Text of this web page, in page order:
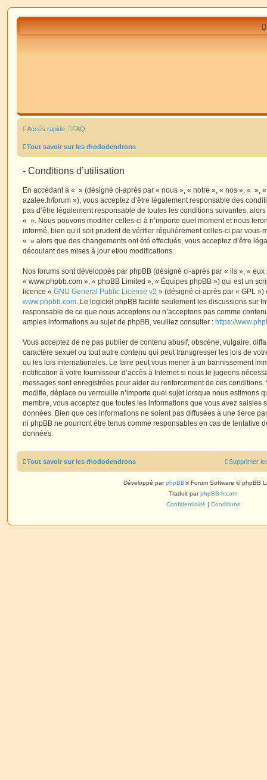
Accès rapide FAQ
Tout savoir sur les rhododendrons
- Conditions d’utilisation
En accédant à « » (désigné ci-après par « nous », « notre », « nos », « »,
azalee.fr/forum »), vous acceptez d’être légalement responsable des
pas d’être légalement responsable de toutes les conditions suivantes,
« ». Nous pouvons modifier celles-ci à n’importe quel moment et nous
informé, bien qu’il soit prudent de vérifier régulièrement celles-ci par vous-
« » alors que des changements ont été effectués, vous acceptez d’être
découlant des mises à jour et/ou modifications.
Nos forums sont développés par phpBB (désigné ci-après par « ils », «
« www.phpbb.com », « phpBB Limited », « Équipes phpBB ») qui est un
licence « GNU General Public License v2 » (désigné ci-après par « GPL
www.phpbb.com. Le logiciel phpBB facilite seulement les discussions sur
responsable de ce que nous acceptons ou n’acceptons pas comme
amples informations au sujet de phpBB, veuillez consulter : https://
Vous acceptez de ne pas publier de contenu abusif, obscène, vulgaire,
caractère sexuel ou tout autre contenu qui peut transgresser les lois de
ou les lois internationales. Le faire peut vous mener à un bannissement
notification à votre fournisseur d’accès à Internet si nous le jugeons
messages sont enregistrées pour aider au renforcement de ces
modifie, déplace ou verrouille n’importe quel sujet lorsque nous estimons
membre, vous acceptez que toutes les informations que vous avez saisies
données. Bien que ces informations ne soient pas diffusées à une tierce
ni phpBB ne pourront être tenus comme responsables en cas de tentative
données.
Tout savoir sur les rhododendrons Supprimer
Développé parphpBB® Forum Software © phpBB
Traduit parphpBB-fr.com
Confidentialité | Conditions